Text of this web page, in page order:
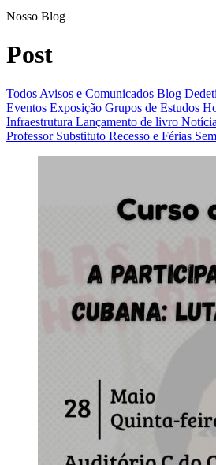
Nosso Blog
Post
Todos Avisos e Comunicados Blog
Eventos Exposição Grupos de Estudos
Infraestrutura Lançamento de livro Notícia
Professor Substituto Recesso e Férias